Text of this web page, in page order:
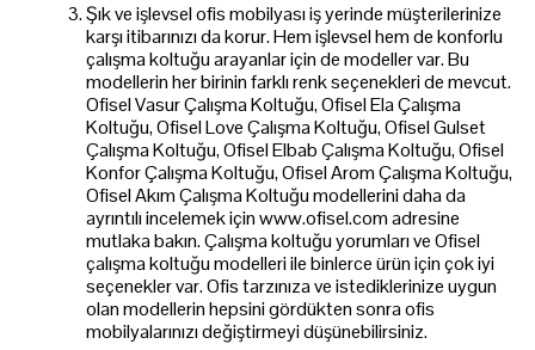
Şık ve işlevsel ofis mobilyası iş yerinde müşterilerinize
karşı itibarınızı da korur. Hem işlevsel hem de konforlu
çalışma koltuğu arayanlar için de modeller var. Bu
modellerin her birinin farklı renk seçenekleri de mevcut.
Ofisel Vasur Çalışma Koltuğu, Ofisel Ela Çalışma
Koltuğu, Ofisel Love Çalışma Koltuğu, Ofisel Gulset
Çalışma Koltuğu, Ofisel Elbab Çalışma Koltuğu, Ofisel
Konfor Çalışma Koltuğu, Ofisel Arom Çalışma Koltuğu,
Ofisel Akım Çalışma Koltuğu modellerini daha da
ayrıntılı incelemek için www.ofisel.com adresine
mutlaka bakın. Çalışma koltuğu yorumları ve Ofisel
çalışma koltuğu modelleri ile binlerce ürün için çok iyi
seçenekler var. Ofis tarzınıza ve istediklerinize uygun
olan modellerin hepsini gördükten sonra ofis
mobilyalarınızı değiştirmeyi düşünebilirsiniz.